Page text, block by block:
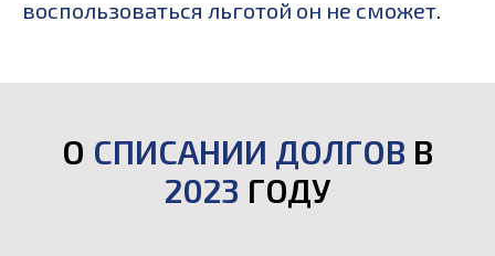
воспользоваться льготой он не сможет.
О СПИСАНИИ ДОЛГОВ В
2023 ГОДУ